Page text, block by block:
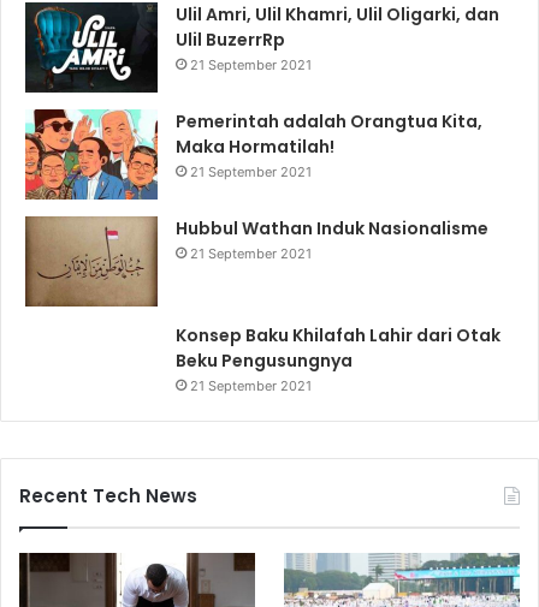
Ulil Amri, Ulil Khamri, Ulil Oligarki, dan
Ulil BuzerrRp
21 September 2021
Pemerintah adalah Orangtua Kita,
Maka Hormatilah!
21 September 2021
Hubbul Wathan Induk Nasionalisme
21 September 2021
Konsep Baku Khilafah Lahir dari Otak
Beku Pengusungnya
21 September 2021
Recent Tech News